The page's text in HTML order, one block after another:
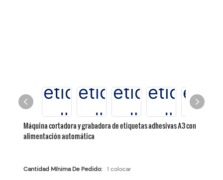
Máquina cortadora y grabadora de etiquetas adhesivas A3 con
alimentación automática
Cantidad Mínima De Pedido:
1 colocar